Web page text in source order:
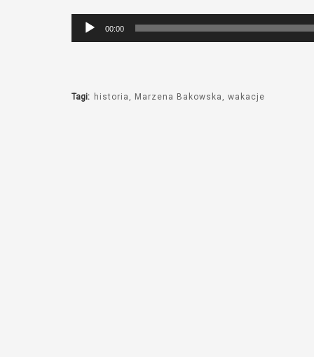
Odtwarzacz
plików
00:00
Tagi: historia Marzena Bakowska wakacje